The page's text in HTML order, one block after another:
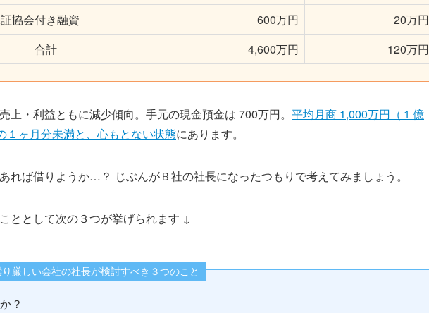
協会付き融資 600万円
20万円
合計
4,600万円 120万円
上・利益ともに減少傾向。手元の現金預金は 700万円。 平均月商 1,000万円（１億
１ヶ月分未満と、心もとない状態にあります。
れば借りようか…？ じぶんがＢ社の社長になったつもりで考えてみましょう。
ととして次の３つが挙げられます ↓
厳しい会社の社長が検討すべき３つのこと
？